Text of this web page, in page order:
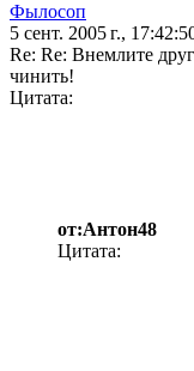
Фылосоп
5 сент. 2005 г.,
Re: Re: Внемлите
чинить!
Цитата:
от:Антон48
Цитата: